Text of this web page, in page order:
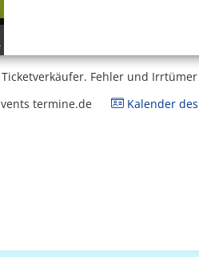
Fehler und
termine.de
Kalender